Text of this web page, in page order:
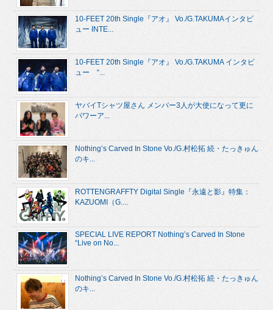
10-FEET 20th Single『アオ』 Vo./G.TAKUMAインタビ
ュー INTE...
10-FEET 20th Single『アオ』 Vo./G.TAKUMA インタビ
ュー “...
ヤバイTシャツ屋さん メンバー3人が大使になって更に
パワーア...
Nothing’s Carved In Stone Vo./G.村松拓 続・たっきゅん
のキ...
ROTTENGRAFFTY Digital Single『永遠と影』特集：
KAZUOMI（G....
SPECIAL LIVE REPORT Nothing’s Carved In Stone
“Live on No...
Nothing’s Carved In Stone Vo./G.村松拓 続・たっきゅん
のキ...